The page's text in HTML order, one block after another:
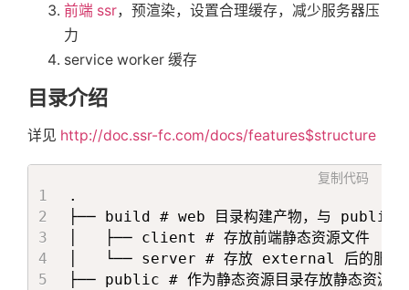
前端 ssr，预渲染，设置合理缓存，减少服务器压
力
service worker 缓存
目录介绍
详见 http://doc.ssr-fc.com/docs/features$structure
复制代码
.
├── build # web 目录构建产物，与 public 文件
│   ├── client # 存放前端静态资源文件
│   └── server # 存放 external 后的服务
├── public # 作为静态资源目录存放静态资源文